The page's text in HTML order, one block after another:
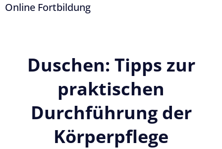
Online Fortbildung
Duschen: Tipps zur
praktischen
Durchführung der
Körperpflege